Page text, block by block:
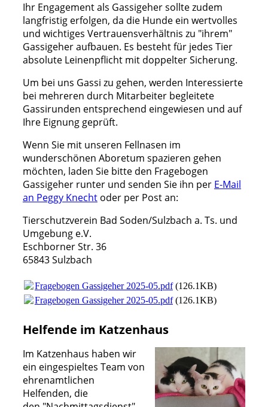
Ihr Engagement als Gassigeher sollte zudem
langfristig erfolgen, da die Hunde ein wertvolles
und wichtiges Vertrauensverhältnis zu "ihrem"
Gassigeher aufbauen. Es besteht für jedes Tier
absolute Leinenpflicht mit doppelter Sicherung.
Um bei uns Gassi zu gehen, werden Interessierte
bei mehreren durch Mitarbeiter begleitete
Gassirunden entsprechend eingewiesen und auf
Ihre Eignung geprüft.
Wenn Sie mit unseren Fellnasen im
wunderschönen Aboretum spazieren gehen
möchten, laden Sie bitte den Fragebogen
Gassigeher runter und senden Sie ihn per E-Mail
an Peggy Knechtoder per Post an:
Tierschutzverein Bad Soden/Sulzbach a. Ts. und
Umgebung e.V.
Eschborner Str. 36
65843 Sulzbach
Fragebogen Gassigeher 2025-05.pdf(126.1KB)
Fragebogen Gassigeher 2025-05.pdf(126.1KB)
Helfende im Katzenhaus
Im Katzenhaus haben wir
ein eingespieltes Team von
ehrenamtlichen
Helfenden, die